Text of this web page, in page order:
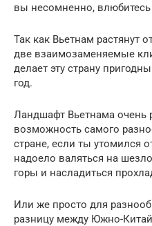
вы несомненно,
Так как Вьетнам растянут
две взаимозаменяемые
делает эту страну
год.
Ландшафт Вьетнама очень
возможность самого
стране, если ты утомился
надоело валяться на
горы и насладиться
Или же просто для
разницу между Южно-